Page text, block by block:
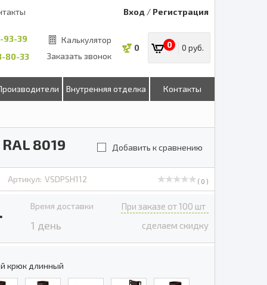
Вход / Регистрация
93-39
80-33
Калькулятор
Заказать звонок
0 0 0 руб.
Внутренняя отделка Контакты
8019 Добавить к сравнению
Артикул: VSDPSH112 ( 0 )
Время доставки
1 день
При заказе от 100 шт
сделаем скидку
крюк длинный